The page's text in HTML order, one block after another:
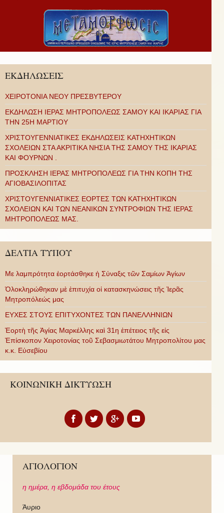
ΕΚΔΗΛΩΣΕΙΣ
ΧΕΙΡΟΤΟΝΙΑ ΝΕΟΥ ΠΡΕΣΒΥΤΕΡΟΥ
ΕΚΔΗΛΩΣΗ ΙΕΡΑΣ ΜΗΤΡΟΠΟΛΕΩΣ ΣΑΜΟΥ ΚΑΙ ΙΚΑΡΙΑΣ ΓΙΑ
ΤΗΝ 25Η ΜΑΡΤΙΟΥ
ΧΡΙΣΤΟΥΓΕΝΝΙΑΤΙΚΕΣ ΕΚΔΗΛΩΣΕΙΣ ΚΑΤΗΧΗΤΙΚΩΝ
ΣΧΟΛΕΙΩΝ ΣΤΑ ΑΚΡΙΤΙΚΑ ΝΗΣΙΑ ΤΗΣ ΣΑΜΟΥ ΤΗΣ ΙΚΑΡΙΑΣ
ΚΑΙ ΦΟΥΡΝΩΝ .
ΠΡΟΣΚΛΗΣΗ ΙΕΡΑΣ ΜΗΤΡΟΠΟΛΕΩΣ ΓΙΑ ΤΗΝ ΚΟΠΗ ΤΗΣ
ΑΓΙΟΒΑΣΙΛΟΠΙΤΑΣ
ΧΡΙΣΤΟΥΓΕΝΝΙΑΤΙΚΕΣ ΕΟΡΤΕΣ ΤΩΝ ΚΑΤΗΧΗΤΙΚΩΝ
ΣΧΟΛΕΙΩΝ ΚΑΙ ΤΩΝ ΝΕΑΝΙΚΩΝ ΣΥΝΤΡΟΦΙΩΝ ΤΗΣ ΙΕΡΑΣ
ΜΗΤΡΟΠΟΛΕΩΣ ΜΑΣ.
ΔΕΛΤΙΑ ΤΥΠΟΥ
Με λαμπρότητα ἑορτάσθηκε ἡ Σύναξις τῶν Σαμίων Ἁγίων
Ὁλοκληρώθηκαν μὲ ἐπιτυχία οἱ κατασκηνώσεις τῆς Ἱερᾶς
Μητροπόλεώς μας
ΕΥΧΕΣ ΣΤΟΥΣ ΕΠΙΤΥΧΟΝΤΕΣ ΤΩΝ ΠΑΝΕΛΛΗΝΙΩΝ
Ἑορτὴ τῆς Ἁγίας Μαρκέλλης καὶ 31η ἐπέτειος τῆς εἰς
Ἐπίσκοπον Χειροτονίας τοῦ Σεβασμιωτάτου Μητροπολίτου μας
κ.κ. Εὐσεβίου
ΚΟΙΝΩΝΙΚΗ ΔΙΚΤΥΩΣΗ
ΑΓΙΟΛΟΓΙΟΝ
η ημέρα, η εβδομάδα του έτους
Άυριο